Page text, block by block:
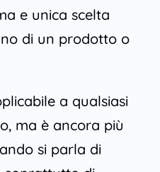
e unica scelta
di un prodotto o
a qualsiasi
ma è ancora più
si parla di